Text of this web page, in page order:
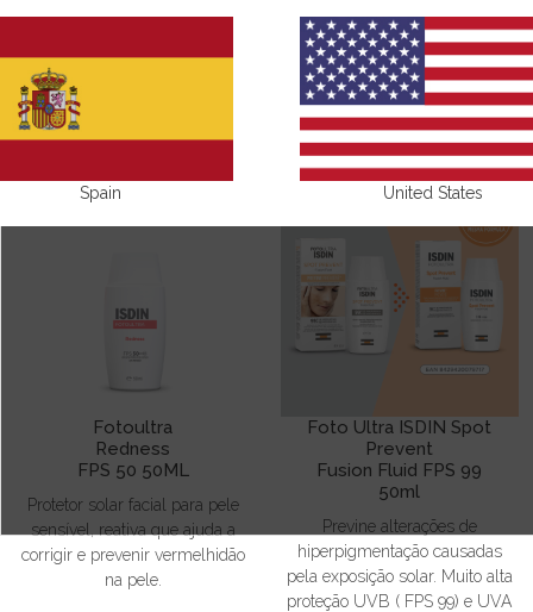
Fotoultra
Redness
FPS 50 50ML
Protetor solar facial para pele
sensível, reativa que ajuda a
corrigir e prevenir vermelhidão
na pele.
Foto Ultra ISDIN Spot
Prevent
Fusion Fluid FPS 99
50ml
Previne alterações de
hiperpigmentação causadas
pela exposição solar. Muito alta
proteção UVB ( FPS 99) e UVA
Spain United States